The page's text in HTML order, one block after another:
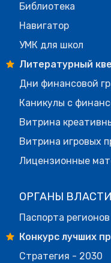
Библиотека
Навигатор
УМК для школ
Литературный
Дни финансовой
Каникулы с
Витрина
Витрина игровых
Лицензионные
ОРГАНЫ ВЛАСТИ
Паспорта регионов
Конкурс лучших
Стратегия - 2030